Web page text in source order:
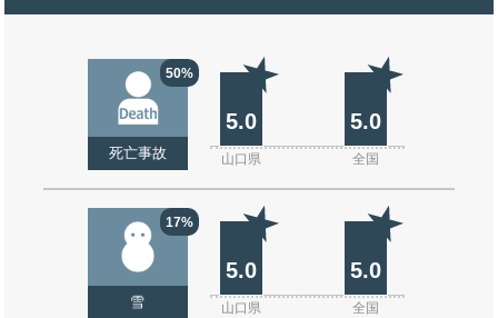
50%
死亡事故
5.0 5.0
山口県 全国
17%
雪
5.0 5.0
山口県 全国